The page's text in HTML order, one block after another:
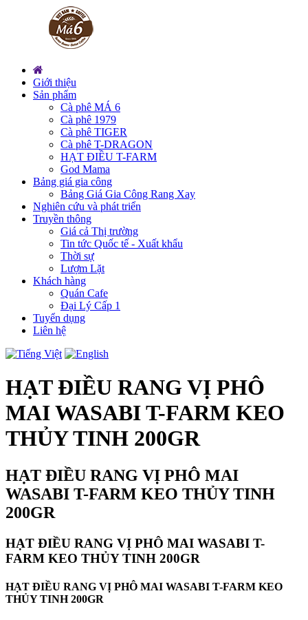
Giới thiệu
Sản phẩm
Cà phê MÁ 6
Cà phê 1979
Cà phê TIGER
Cà phê T-DRAGON
HẠT ĐIỀU T-FARM
God Mama
Bảng giá gia công
Bảng Giá Gia Công Rang Xay
Nghiên cứu và phát triển
Truyền thông
Giá cả Thị trường
Tin tức Quốc tế - Xuất khẩu
Thời sự
Lượm Lặt
Khách hàng
Quán Cafe
Đại Lý Cấp 1
Tuyển dụng
Liên hệ
HẠT ĐIỀU RANG VỊ PHÔ
MAI WASABI T-FARM KEO
THỦY TINH 200GR
HẠT ĐIỀU RANG VỊ PHÔ MAI
WASABI T-FARM KEO THỦY TINH
200GR
HẠT ĐIỀU RANG VỊ PHÔ MAI WASABI T-
FARM KEO THỦY TINH 200GR
HẠT ĐIỀU RANG VỊ PHÔ MAI WASABI T-FARM KEO
THỦY TINH 200GR